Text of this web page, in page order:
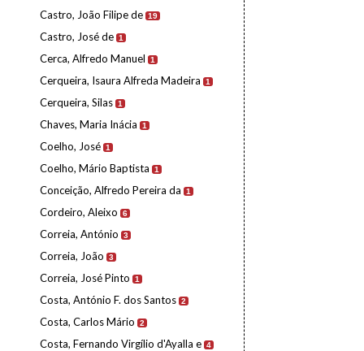
Castro, João Filipe de 19
Castro, José de 1
Cerca, Alfredo Manuel 1
Cerqueira, Isaura Alfreda Madeira 1
Cerqueira, Silas 1
Chaves, Maria Inácia 1
Coelho, José 1
Coelho, Mário Baptista 1
Conceição, Alfredo Pereira da 1
Cordeiro, Aleixo 6
Correia, António 3
Correia, João 3
Correia, José Pinto 1
Costa, António F. dos Santos 2
Costa, Carlos Mário 2
Costa, Fernando Virgílio d'Ayalla e 4